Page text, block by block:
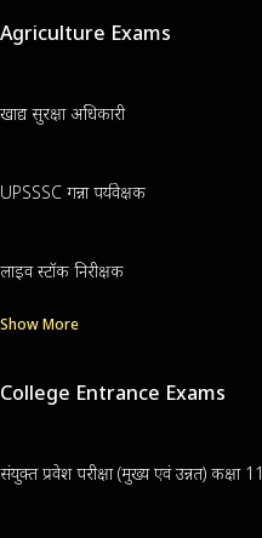
Agriculture Exams
खाद्य सुरक्षा अधिकारी
UPSSSC गन्ना पर्यवेक्षक
लाइव स्टॉक निरीक्षक
Show More
College Entrance Exams
संयुक्त प्रवेश परीक्षा (मुख्य एवं उन्नत) कक्षा 11